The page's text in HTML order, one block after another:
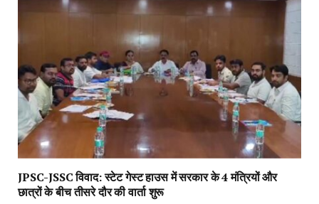
JPSC-JSSC विवाद: स्टेट गेस्ट हाउस में सरकार के 4 मंत्रियों और
छात्रों के बीच तीसरे दौर की वार्ता शुरू